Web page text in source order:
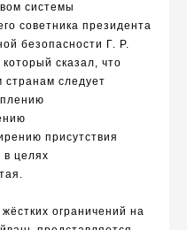
системы
советника президента
безопасности Г. Р.
который сказал, что
странам следует
присутствия
в целях
ограничений на